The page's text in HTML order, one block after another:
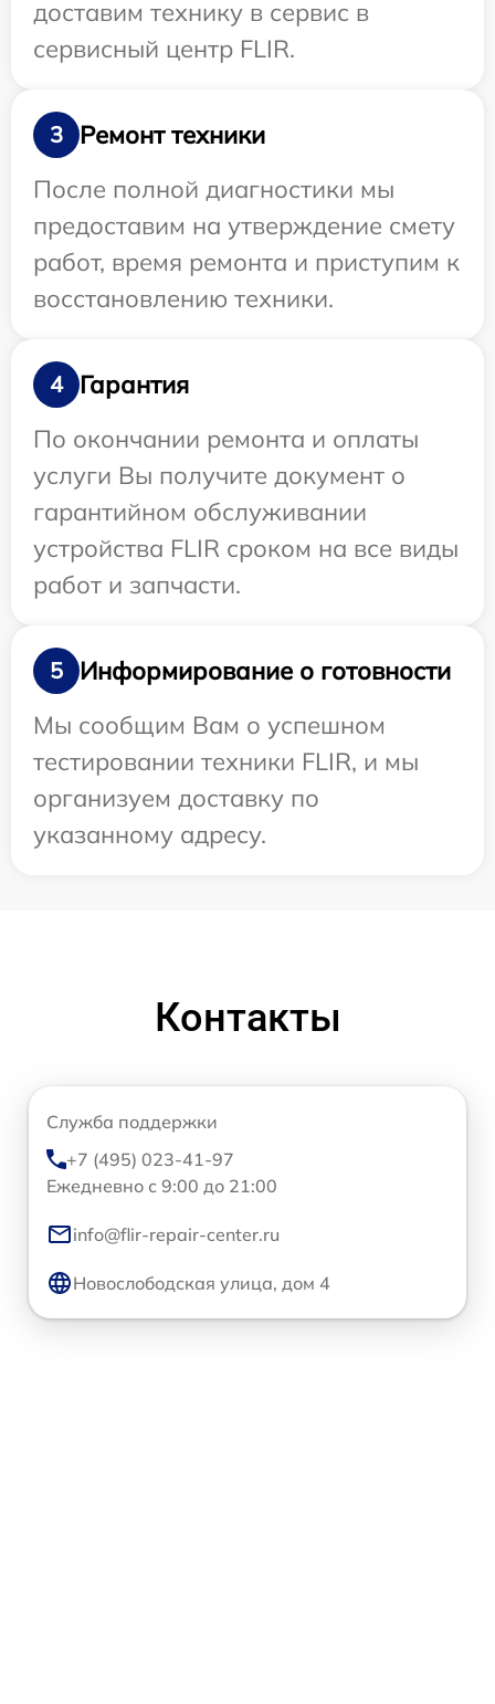
доставим технику в сервис в
сервисный центр FLIR.
3
Ремонт техники
После полной диагностики мы
предоставим на утверждение смету
работ, время ремонта и приступим к
восстановлению техники.
4
Гарантия
По окончании ремонта и оплаты
услуги Вы получите документ о
гарантийном обслуживании
устройства FLIR сроком на все виды
работ и запчасти.
5
Информирование о готовности
Мы сообщим Вам о успешном
тестировании техники FLIR, и мы
организуем доставку по
указанному адресу.
Контакты
Служба поддержки
+7 (495) 023-41-97
Ежедневно с 9:00 до 21:00
info@flir-repair-center.ru
Новослободская улица, дом 4